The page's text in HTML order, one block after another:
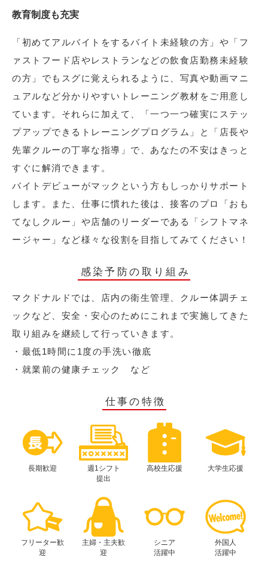
教育制度も充実
「初めてアルバイトをするバイト未経験の方」や「フ
ァストフード店やレストランなどの飲食店勤務未経験
の方」でもスグに覚えられるように、写真や動画マニ
ュアルなど分かりやすいトレーニング教材をご用意し
ています。それらに加えて、「一つ一つ確実にステッ
プアップできるトレーニングプログラム」と「店長や
先輩クルーの丁寧な指導」で、あなたの不安はきっと
すぐに解消できます。
バイトデビューがマックという方もしっかりサポート
します。また、仕事に慣れた後は、接客のプロ「おも
てなしクルー」や店舗のリーダーである「シフトマネ
ージャー」など様々な役割を目指してみてください！
感染予防の取り組み
マクドナルドでは、店内の衛生管理、クルー体調チェ
ックなど、安全・安心のためにこれまで実施してきた
取り組みを継続して行っていきます。
・最低1時間に1度の手洗い徹底
・就業前の健康チェック など
仕事の特徴
長期歓迎
週1シフト
提出
高校生応援 大学生応援
フリーター歓
迎
主婦・主夫歓
迎
シニア
活躍中
外国人
活躍中